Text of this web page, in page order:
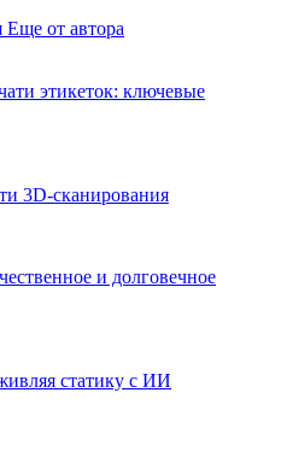
Еще от автора
этикеток: ключевые
3D-сканирования
и долговечное
статику с ИИ